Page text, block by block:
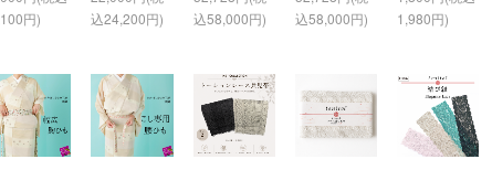
円)
込24,200円)
込58,000円)
込58,000円)
1,980円)